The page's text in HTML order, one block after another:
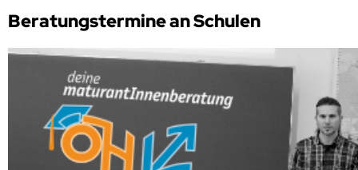
Beratungstermine an Schulen